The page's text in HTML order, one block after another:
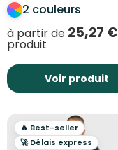
2 couleurs
à partir de 25,27 €
produit
Voir produit
🔥 Best-seller
🚀 Délais express